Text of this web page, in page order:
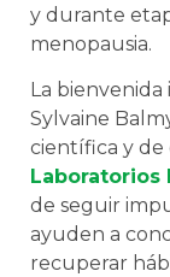
y durante
menopausia.
La
Sylvaine
científica y de
Laboratorios
de seguir
ayuden a
recuperar